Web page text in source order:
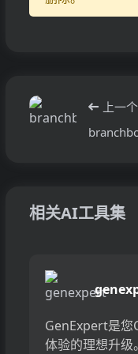
上一个
相关AI工具集
GenExpert是
体验的理想升级